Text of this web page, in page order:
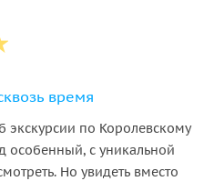
время
экскурсии по Королевскому
особенный, с уникальной
Но увидеть вместо